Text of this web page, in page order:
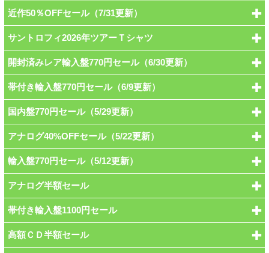
近作50％OFFセール（7/31更新）
サントロフィ2026年ツアーＴシャツ
開封済みレア輸入盤770円セール（6/30更新）
帯付き輸入盤770円セール（6/9更新）
国内盤770円セール（5/29更新）
アナログ40%OFFセール（5/22更新）
輸入盤770円セール（5/12更新）
アナログ半額セール
帯付き輸入盤1100円セール
高額ＣＤ半額セール